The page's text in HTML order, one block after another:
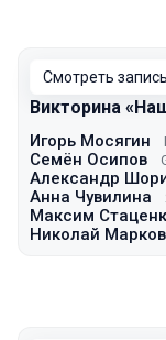
Смотреть запись
Викторина
Игорь Мосягин
Семён Осипов
Александр
Анна Чувилина
Максим
Николай Марков